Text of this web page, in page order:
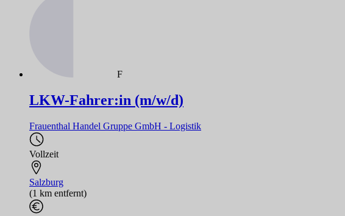
F
LKW-Fahrer:in (m/w/d)
Frauenthal Handel Gruppe GmbH - Logistik
Vollzeit
Salzburg
(1 km entfernt)